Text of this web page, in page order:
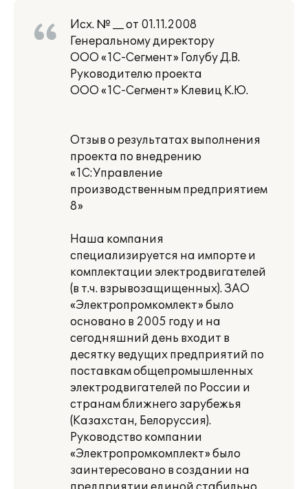
Исх. № __ от 01.11.2008
Генеральному директору
ООО «1С-Сегмент» Голубу Д.В.
Руководителю проекта
ООО «1С-Сегмент» Клевиц К.Ю.
Отзыв о результатах выполнения
проекта по внедрению
«1С:Управление
производственным предприятием
8»
Наша компания
специализируется на импорте и
комплектации электродвигателей
(в т.ч. взрывозащищенных). ЗАО
«Электропромкомлект» было
основано в 2005 году и на
сегодняшний день входит в
десятку ведущих предприятий по
поставкам общепромышленных
электродвигателей по России и
странам ближнего зарубежья
(Казахстан, Белоруссия).
Руководство компании
«Электропромкомплект» было
заинтересовано в создании на